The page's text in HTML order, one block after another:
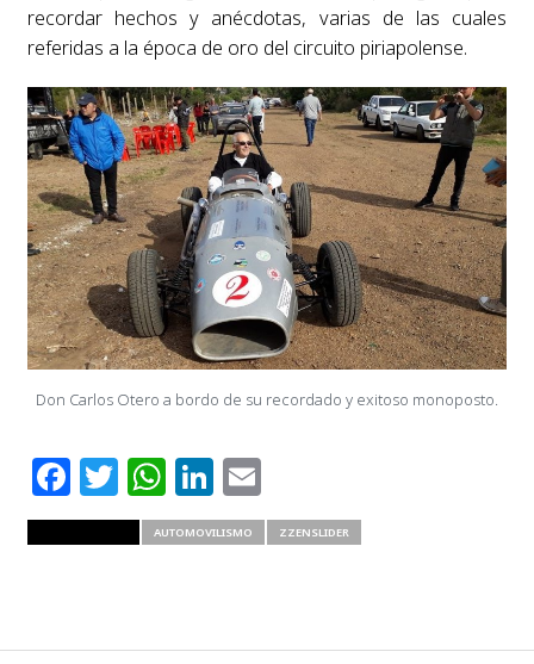
recordar hechos y anécdotas, varias de las cuales
referidas a la época de oro del circuito piriapolense.
Don Carlos Otero a bordo de su recordado y exitoso monoposto.
Facebook
Twitter
WhatsApp
LinkedIn
Email
AUTOMOVILISMO ZZENSLIDER